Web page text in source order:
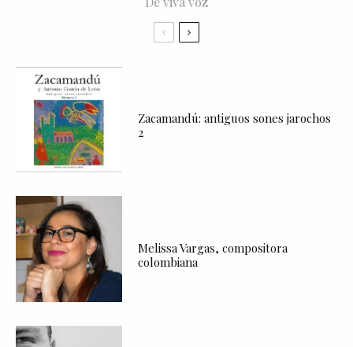
Zacamandú: antiguos sones jarochos
2
Melissa Vargas, compositora
colombiana